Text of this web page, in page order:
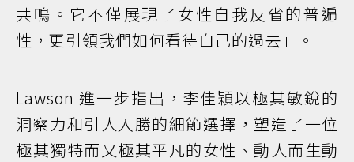
共鳴。它不僅展現了女性自我反省的普遍
性，更引領我們如何看待自己的過去」。
Lawson 進一步指出，李佳穎以極其敏銳的
洞察力和引人入勝的細節選擇，塑造了一位
極其獨特而又極其平凡的女性、動人而生動